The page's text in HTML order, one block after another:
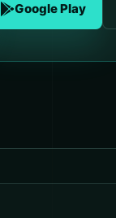
Google Play